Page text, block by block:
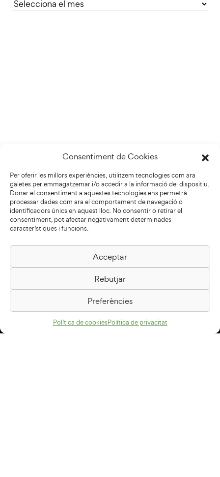
Consentiment de Cookies
Per oferir les millors experiències, utilitzem tecnologies com ara
galetes per emmagatzemar i/o accedir a la informació del dispositiu.
Donar el consentiment a aquestes tecnologies ens permetrà
processar dades com ara el comportament de navegació o
identificadors únics en aquest lloc. No consentir o retirar el
consentiment, pot afectar negativament determinades
característiques i funcions.
Acceptar
Rebutjar
Preferències
Política de cookiesPolítica de privacitat
Biblioteca Pilarin Bayés
Passeig de la Generalitat, 1
08500 Vic